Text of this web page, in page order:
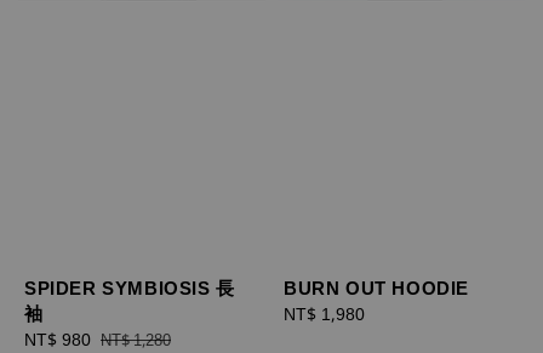
SPIDER SYMBIOSIS 長
袖
Sale
NT$ 980 Regular
NT$ 1,280
BURN OUT HOODIE
Regular
NT$ 1,980